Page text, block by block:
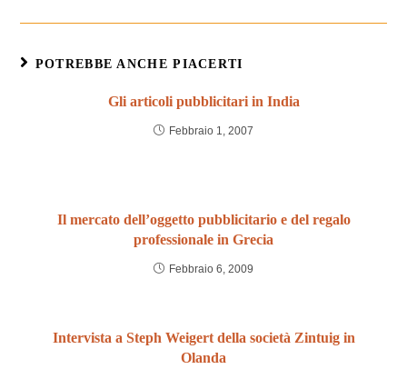
POTREBBE ANCHE PIACERTI
Gli articoli pubblicitari in India
Febbraio 1, 2007
Il mercato dell’oggetto pubblicitario e del regalo
professionale in Grecia
Febbraio 6, 2009
Intervista a Steph Weigert della società Zintuig in
Olanda